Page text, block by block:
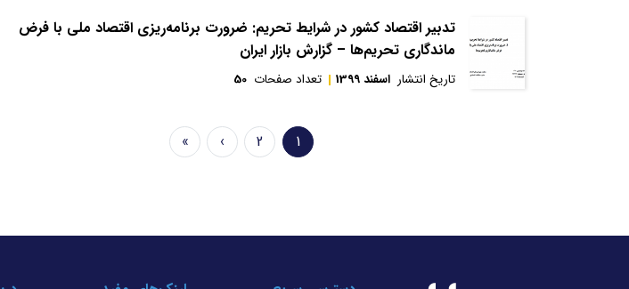
تدبير اقتصاد كشور در شرايط تحريم: ضرورت برنامه‌ريزی اقتصاد ملی با فرض
ماندگاری تحريم‌ها – گزارش بازار ایران
تاریخ انتشار اسفند 1399 تعداد صفحات 50
صفحه1
Page2
Next›
Last»